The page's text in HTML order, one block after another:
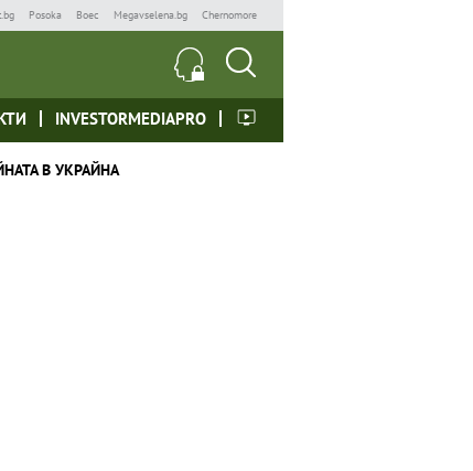
Posoka Boec Megavselena.bg Chernomore
INVESTORMEDIAPRO
В УКРАЙНА